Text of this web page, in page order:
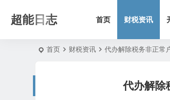
超能日志 首页 财税资讯
首页 财税资讯 代办解除税务非正常
代办解除